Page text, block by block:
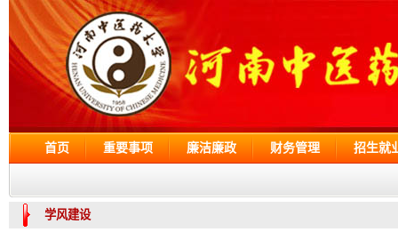
首页 重要事项 廉洁廉政 财务管理 招生就
学风建设